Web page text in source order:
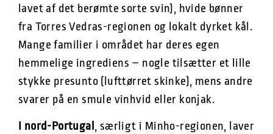
lavet af det berømte sorte svin), hvide bønner
fra Torres Vedras-regionen og lokalt dyrket kål.
Mange familier i området har deres egen
hemmelige ingrediens – nogle tilsætter et lille
stykke presunto (lufttørret skinke), mens andre
svarer på en smule vinhvid eller konjak.
I nord-Portugal , særligt i Minho-regionen, laver